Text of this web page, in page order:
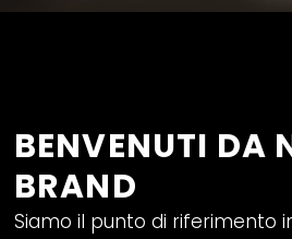
BENVENUTI DA
BRAND
Siamo il punto di riferimento